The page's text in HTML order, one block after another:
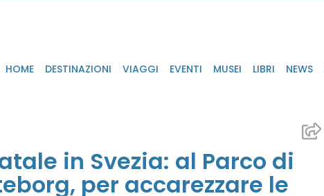
HOME DESTINAZIONI VIAGGI EVENTI MUSEI LIBRI NEWS
in Svezia: al Parco di
per accarezzare le